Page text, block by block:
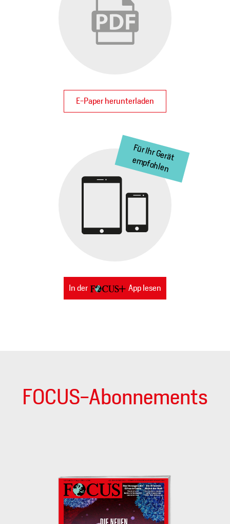
E-Paper herunterladen
In der App lesen
FOCUS-Abonnements